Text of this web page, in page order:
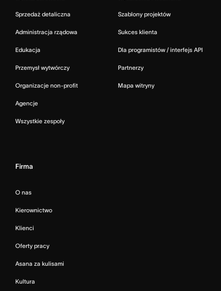
Sprzedaż detaliczna
Administracja rządowa
Edukacja
Przemysł wytwórczy
Organizacje non-profit
Agencje
Wszystkie zespoły
Szablony projektów
Sukces klienta
Dla programistów / interfejs API
Partnerzy
Mapa witryny
Firma
O nas
Kierownictwo
Klienci
Oferty pracy
Asana za kulisami
Kultura